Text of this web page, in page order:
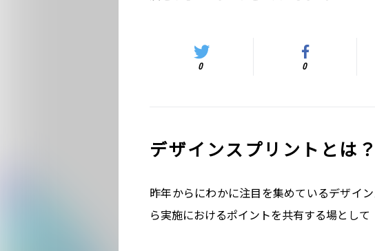
0 0
デザインスプリントとは？
昨年からにわかに注目を集めているデザイ
ら実施におけるポイントを共有する場として